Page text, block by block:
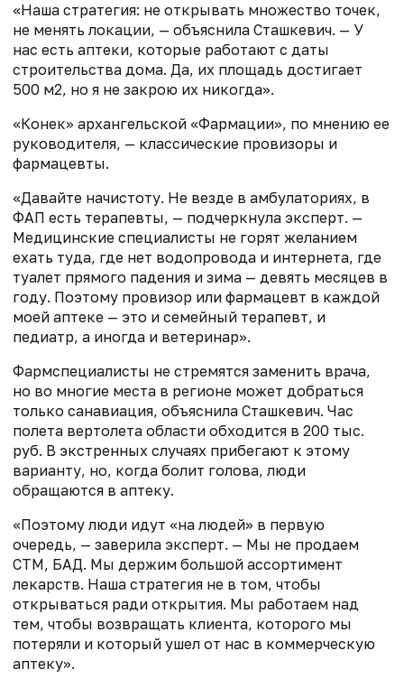
«Наша стратегия: не открывать множество точек,
не менять локации, — объяснила Сташкевич. — У
нас есть аптеки, которые работают с даты
строительства дома. Да, их площадь достигает
500 м2, но я не закрою их никогда».
«Конек» архангельской «Фармации», по мнению ее
руководителя, — классические провизоры и
фармацевты.
«Давайте начистоту. Не везде в амбулаториях, в
ФАП есть терапевты, — подчеркнула эксперт. —
Медицинские специалисты не горят желанием
ехать туда, где нет водопровода и интернета, где
туалет прямого падения и зима — девять месяцев в
году. Поэтому провизор или фармацевт в каждой
моей аптеке — это и семейный терапевт, и
педиатр, а иногда и ветеринар».
Фармспециалисты не стремятся заменить врача,
но во многие места в регионе может добраться
только санавиация, объяснила Сташкевич. Час
полета вертолета области обходится в 200 тыс.
руб. В экстренных случаях прибегают к этому
варианту, но, когда болит голова, люди
обращаются в аптеку.
«Поэтому люди идут «на людей» в первую
очередь, — заверила эксперт. — Мы не продаем
СТМ, БАД. Мы держим большой ассортимент
лекарств. Наша стратегия не в том, чтобы
открываться ради открытия. Мы работаем над
тем, чтобы возвращать клиента, которого мы
потеряли и который ушел от нас в коммерческую
аптеку».